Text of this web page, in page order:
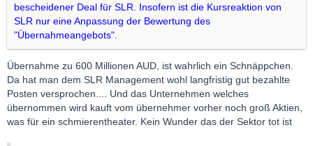
bescheidener Deal für SLR. Insofern ist die Kursreaktion von
SLR nur eine Anpassung der Bewertung des
"Übernahmeangebots".
Übernahme zu 600 Millionen AUD, ist wahrlich ein Schnäppchen.
Da hat man dem SLR Management wohl langfristig gut bezahlte
Posten versprochen.... Und das Unternehmen welches
übernommen wird kauft vom übernehmer vorher noch groß Aktien,
was für ein schmierentheater. Kein Wunder das der Sektor tot ist